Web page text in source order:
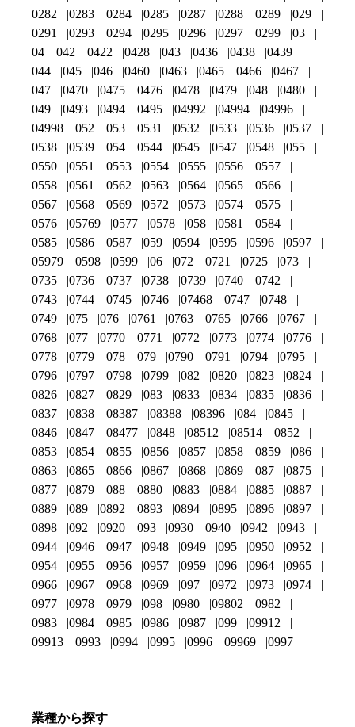
0282
0283 0284 0285 0287 0288 0289
029
0291
0293 0294 0295 0296 0297 0299
03
04
042 0422 0428 043 0436 0438
0439
044
045 046 0460 0463 0465 0466
0467
047
0470 0475 0476 0478 0479 048
0480
049
0493 0494 0495 04992 04994
04996
04998
052 053 0531 0532 0533 0536
0537
0538
0539 054 0544 0545 0547 0548
055
0550
0551 0553 0554 0555 0556
0557
0558
0561 0562 0563 0564 0565
0566
0567
0568 0569 0572 0573 0574
0575
0576
05769 0577 0578 058 0581
0584
0585
0586 0587 059 0594 0595 0596
0597
05979
0598 0599 06 072 0721 0725
073
0735
0736 0737 0738 0739 0740
0742
0743
0744 0745 0746 07468 0747
0748
0749
075 076 0761 0763 0765 0766
0767
0768
077 0770 0771 0772 0773 0774
0776
0778
0779 078 079 0790 0791 0794
0795
0796
0797 0798 0799 082 0820 0823
0824
0826
0827 0829 083 0833 0834 0835
0836
0837
0838 08387 08388 08396 084
0845
0846
0847 08477 0848 08512 08514
0852
0853
0854 0855 0856 0857 0858 0859
086
0863
0865 0866 0867 0868 0869 087
0875
0877
0879 088 0880 0883 0884 0885
0887
0889
089 0892 0893 0894 0895 0896
0897
0898
092 0920 093 0930 0940 0942
0943
0944
0946 0947 0948 0949 095 0950
0952
0954
0955 0956 0957 0959 096 0964
0965
0966
0967 0968 0969 097 0972 0973
0974
0977
0978 0979 098 0980 09802
0982
0983
0984 0985 0986 0987 099
09912
09913
0993 0994 0995 0996 09969 0997
業種から探す